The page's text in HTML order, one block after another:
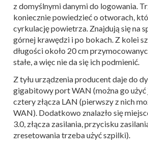
z domyślnymi danymi do logowania.
koniecznie powiedzieć o otworach,
cyrkulację powietrza. Znajdują się na
górnej krawędzi i po bokach. Z kolei
długości około 20 cm
stałe, a więc nie da się ich podmienić.
Z tyłu urządzenia producent daje do
gigabitowy port WAN (można go
cztery złącza LAN (pierwszy z nich
WAN). Dodatkowo znalazło się
3.0, złącza zasilania, przycisku
zresetowania trzeba użyć szpilki).